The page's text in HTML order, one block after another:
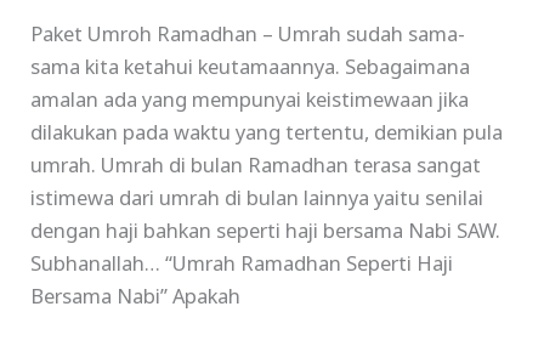
Paket Umroh Ramadhan – Umrah sudah sama-
sama kita ketahui keutamaannya. Sebagaimana
amalan ada yang mempunyai keistimewaan jika
dilakukan pada waktu yang tertentu, demikian pula
umrah. Umrah di bulan Ramadhan terasa sangat
istimewa dari umrah di bulan lainnya yaitu senilai
dengan haji bahkan seperti haji bersama Nabi SAW.
Subhanallah… “Umrah Ramadhan Seperti Haji
Bersama Nabi” Apakah